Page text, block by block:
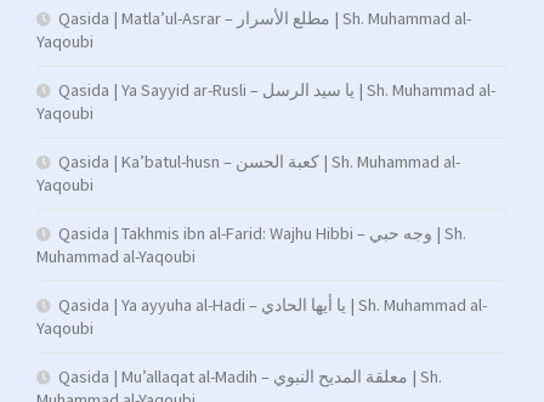
Qasida | Matla’ul-Asrar – مطلع الأسرار | Sh. Muhammad al-
Yaqoubi
Qasida | Ya Sayyid ar-Rusli – يا سيد الرسل | Sh. Muhammad al-
Yaqoubi
Qasida | Ka’batul-husn – كعبة الحسن | Sh. Muhammad al-
Yaqoubi
Qasida | Takhmis ibn al-Farid: Wajhu Hibbi – وجه حبي | Sh.
Muhammad al-Yaqoubi
Qasida | Ya ayyuha al-Hadi – يا أيها الحادي | Sh. Muhammad al-
Yaqoubi
Qasida | Mu’allaqat al-Madih – معلقة المديح النبوي | Sh.